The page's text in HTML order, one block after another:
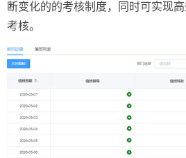
断变化的的考核制度，同时可实现
考核。